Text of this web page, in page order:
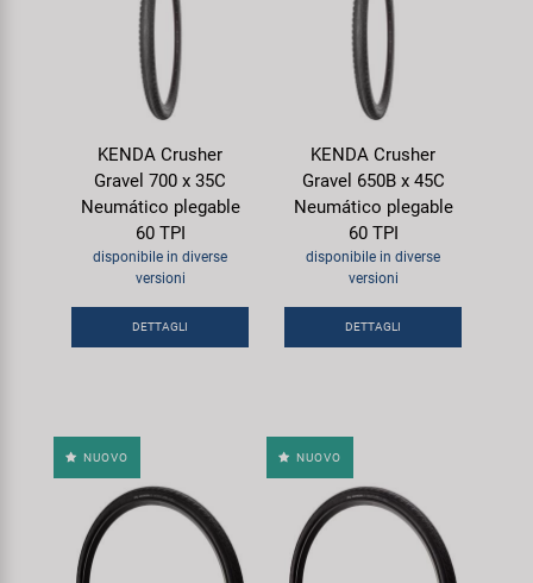
KENDA Crusher
Gravel 700 x 35C
Neumático plegable
60 TPI
disponibile in diverse
versioni
DETTAGLI
KENDA Crusher
Gravel 650B x 45C
Neumático plegable
60 TPI
disponibile in diverse
versioni
DETTAGLI
NUOVO NUOVO